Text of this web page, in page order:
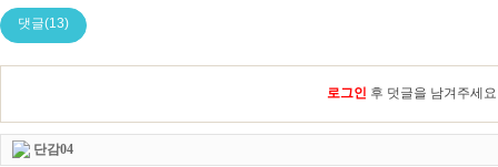
댓글(13)
로그인 후 덧글을 남겨주세요
단감04